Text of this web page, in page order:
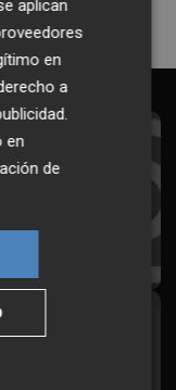
en tu email
medio
aplican
en
a
.
en
de